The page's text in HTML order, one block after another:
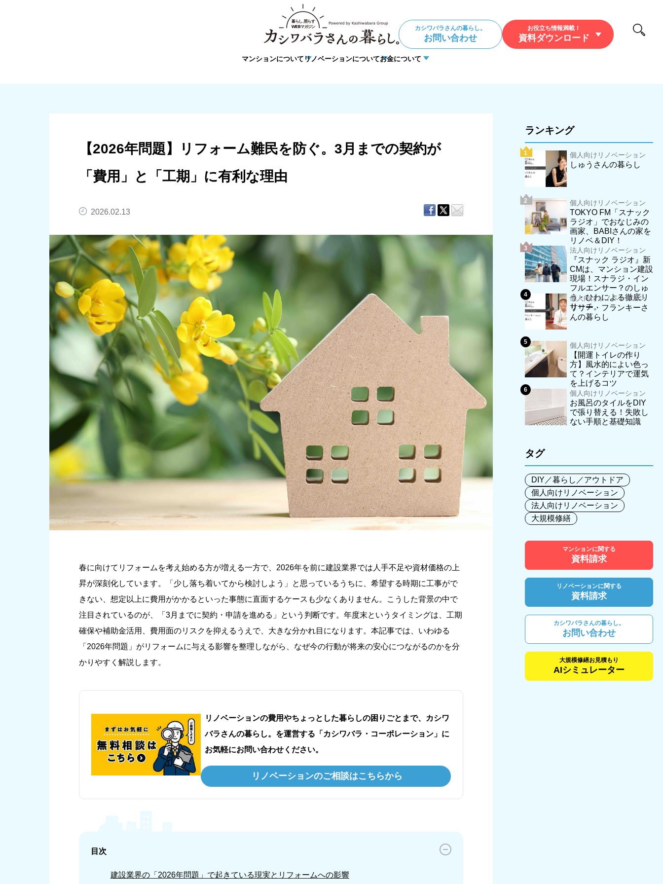
マンションについて リノベーションについてお金について
お役立ち情報満載！
資料ダウンロード
カシワバラさんの暮らし。
お問い合わせ
【2026年問題】リフォーム難民を防ぐ。3月までの契約が
「費用」と「工期」に有利な理由
2026.02.13
春に向けてリフォームを考え始める方が増える一方で、2026年を前に建設業界では人手不足や資材価格の上
昇が深刻化しています。「少し落ち着いてから検討しよう」と思っているうちに、希望する時期に工事がで
きない、想定以上に費用がかかるといった事態に直面するケースも少なくありません。こうした背景の中で
注目されているのが、「3月までに契約・申請を進める」という判断です。年度末というタイミングは、工期
確保や補助金活用、費用面のリスクを抑えるうえで、大きな分かれ目になります。本記事では、いわゆる
「2026年問題」がリフォームに与える影響を整理しながら、なぜ今の行動が将来の安心につながるのかを分
かりやすく解説します。
リノベーションの費用やちょっとした暮らしの困りごとまで、カシワ
バラさんの暮らし。を運営する「カシワバラ・コーポレーション」に
お気軽にお問い合わせください。
リノベーションのご相談はこちらから
目次
建設業界の「2026年問題」で起きている現実とリフォームへの影響
ランキング
個人向けリノベーション
しゅうさんの暮らし
個人向けリノベーション
TOKYO FM「スナック
ラジオ」でおなじみの
画家、BABIさんの家を
リノベ＆DIY！
法人向けリノベーション
『スナック ラジオ』新
CMは、マンション建設
現場！スナラジ・イン
フルエンサー？のしゅ
う・ひわによる徹底リ
サーチ。
個人向けリノベーション
リリー・フランキーさ
んの暮らし
個人向けリノベーション
【開運トイレの作り
方】風水的によい色っ
て？インテリアで運気
を上げるコツ
個人向けリノベーション
お風呂のタイルをDIY
で張り替える！失敗し
ない手順と基礎知識
タグ
DIY／暮らし／アウトドア
個人向けリノベーション
法人向けリノベーション
大規模修繕
マンションに関する
資料請求
リノベーションに関する
資料請求
カシワバラさんの暮らし。
お問い合わせ
大規模修繕お見積もり
AIシミュレーター